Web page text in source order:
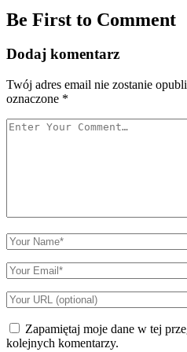
Be First to Comment
Dodaj komentarz
Twój adres email nie zostanie
oznaczone *
Your
Your
Name
Your
Email
Your
Website
URLZapamiętaj moje dane w tej
kolejnych komentarzy.